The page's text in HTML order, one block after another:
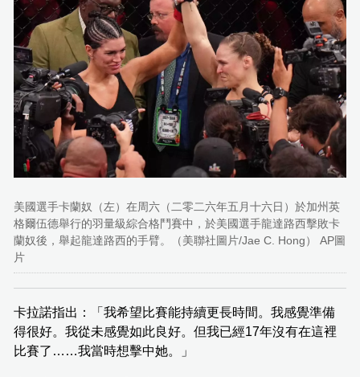
美國選手卡蘭奴（左）在周六（二零二六年五月十六日）於加州英
格爾伍德舉行的羽量級綜合格鬥賽中，於美國選手龍達路西擊敗卡
蘭奴後，舉起龍達路西的手臂。（美聯社圖片/Jae C. Hong） AP圖
片
卡拉諾指出：「我希望比賽能持續更長時間。我感覺準備
得很好。我從未感覺如此良好。但我已經17年沒有在這裡
比賽了……我當時想擊中她。」